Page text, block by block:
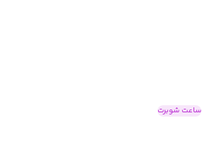
ساعت شوبرت